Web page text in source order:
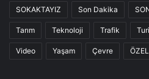
SOKAKTAYIZ Son Dakika
Tarım Teknoloji Trafik
Video Yaşam Çevre